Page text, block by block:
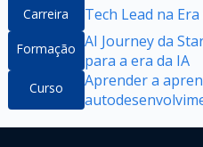
Carreira Tech Lead na Era
Formação AI Journey da
para a era da IA
Curso
Aprender a